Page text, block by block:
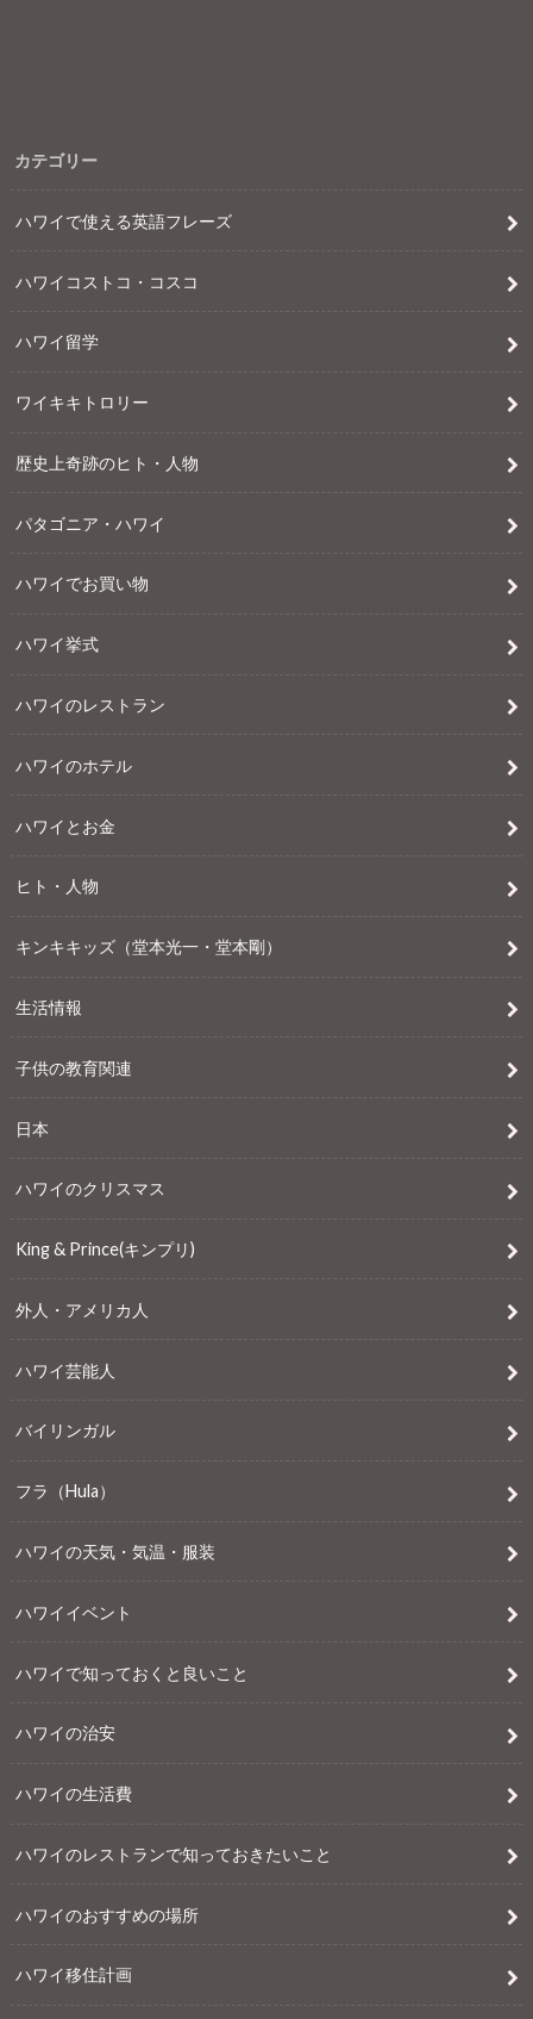
カテゴリー
ハワイで使える英語フレーズ
ハワイコストコ・コスコ
ハワイ留学
ワイキキトロリー
歴史上奇跡のヒト・人物
パタゴニア・ハワイ
ハワイでお買い物
ハワイ挙式
ハワイのレストラン
ハワイのホテル
ハワイとお金
ヒト・人物
キンキキッズ（堂本光一・堂本剛）
生活情報
子供の教育関連
日本
ハワイのクリスマス
King & Prince(キンプリ)
外人・アメリカ人
ハワイ芸能人
バイリンガル
フラ（Hula）
ハワイの天気・気温・服装
ハワイイベント
ハワイで知っておくと良いこと
ハワイの治安
ハワイの生活費
ハワイのレストランで知っておきたいこと
ハワイのおすすめの場所
ハワイ移住計画